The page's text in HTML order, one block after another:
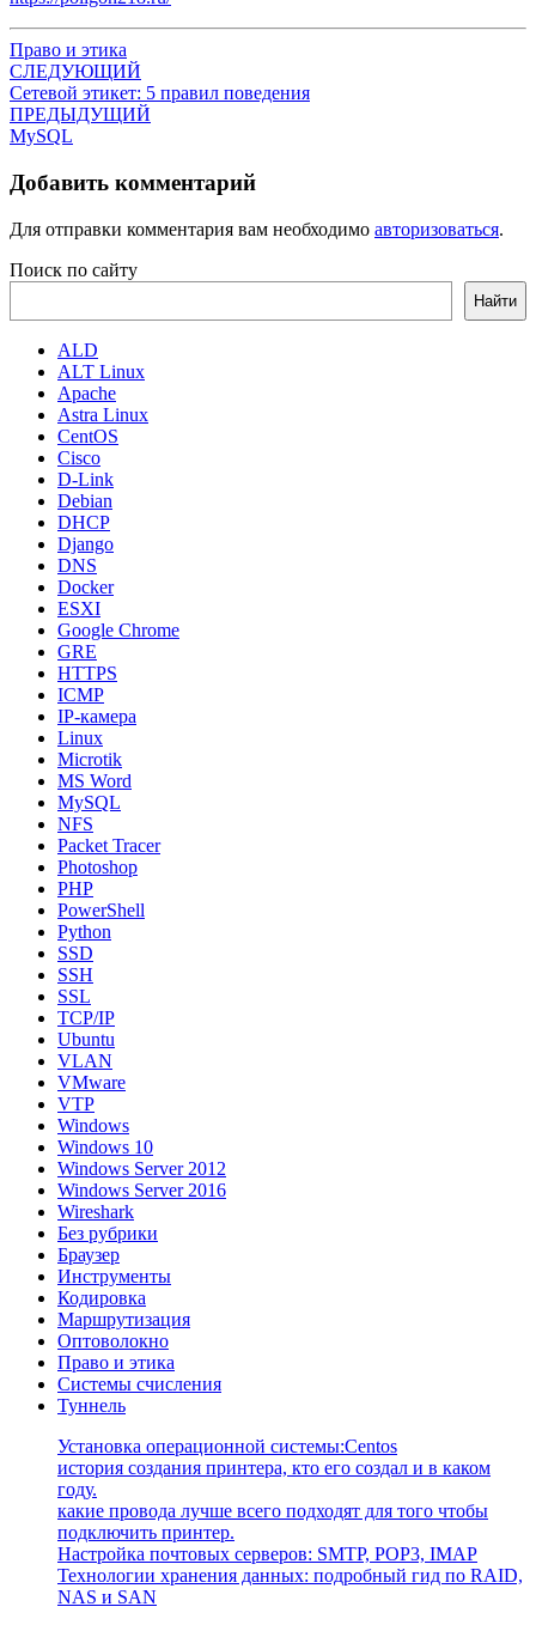
Право и этика
Навигация
по
записям
СЛЕДУЮЩИЙ
Сетевой этикет: 5 правил поведения
ПРЕДЫДУЩИЙ
MySQL
Добавить комментарий
Для отправки комментария вам необходимо авторизоваться.
Поиск по сайту
Найти
ALD
ALT Linux
Apache
Astra Linux
CentOS
Cisco
D-Link
Debian
DHCP
Django
DNS
Docker
ESXI
Google Chrome
GRE
HTTPS
ICMP
IP-камера
Linux
Microtik
MS Word
MySQL
NFS
Packet Tracer
Photoshop
PHP
PowerShell
Python
SSD
SSH
SSL
TCP/IP
Ubuntu
VLAN
VMware
VTP
Windows
Windows 10
Windows Server 2012
Windows Server 2016
Wireshark
Без рубрики
Браузер
Инструменты
Кодировка
Маршрутизация
Оптоволокно
Право и этика
Системы счисления
Туннель
Установка операционной системы:Centos
история создания принтера, кто его создал и в каком
году.
какие провода лучше всего подходят для того чтобы
подключить принтер.
Настройка почтовых серверов: SMTP, POP3, IMAP
Технологии хранения данных: подробный гид по RAID,
NAS и SAN